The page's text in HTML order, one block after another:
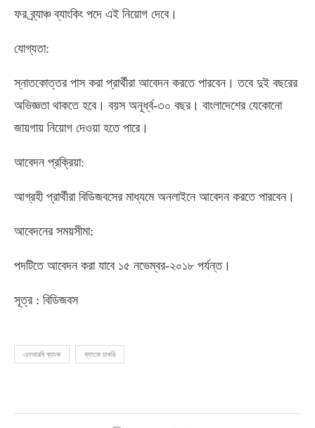
ফর ব্র্যাঞ্চ ব্যাংকিং পদে এই নিয়োগ দেবে।
যোগ্যতা:
স্নাতকোত্তর পাস করা প্রার্থীরা আবেদন করতে পারবেন। তবে দুই বছরের
অভিজ্ঞতা থাকতে হবে। বয়স অনূর্ধ্ব-৩০ বছর। বাংলাদেশের যেকোনো
জায়গায় নিয়োগ দেওয়া হতে পারে।
আবেদন প্রক্রিয়া:
আগ্রহী প্রার্থীরা বিডিজবসের মাধ্যমে অনলাইনে আবেদন করতে পারবেন।
আবেদনের সময়সীমা:
পদটিতে আবেদন করা যাবে ১৫ নভেম্বর-২০১৮ পর্যন্ত।
সূত্র : বিডিজবস
এনআরবি ব্যাংক ব্যাংকে চাকরি